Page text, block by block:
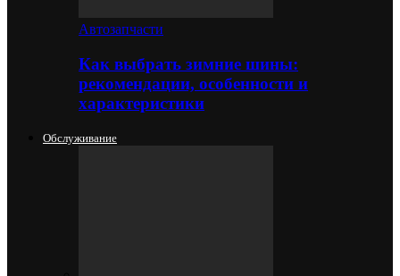
Автозапчасти
Как выбрать зимние шины:
рекомендации, особенности и
характеристики
Обслуживание